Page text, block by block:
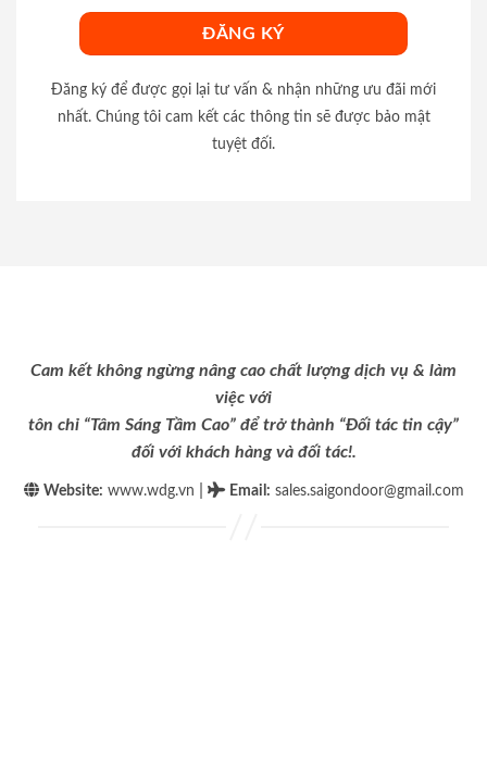
Đăng ký để được gọi lại tư vấn & nhận những ưu đãi mới
nhất. Chúng tôi cam kết các thông tin sẽ được bảo mật
tuyệt đối.
Cam kết không ngừng nâng cao chất lượng dịch vụ & làm
việc với
tôn chỉ “Tâm Sáng Tầm Cao” để trở thành “Đối tác tin cậy”
đối với khách hàng và đối tác!.
Website: www.wdg.vn Email : sales.saigondoor@gmail.com